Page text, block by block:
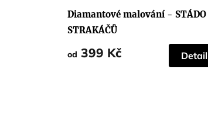
Diamantové malování - STÁDO
STRAKÁČŮ
od 399 Kč Detail